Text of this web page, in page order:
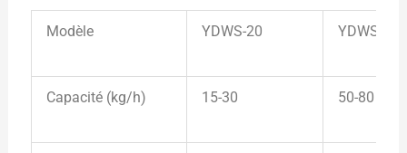
Modèle YDWS-20 YDWS-30
Capacité (kg/h) 15-30 50-80